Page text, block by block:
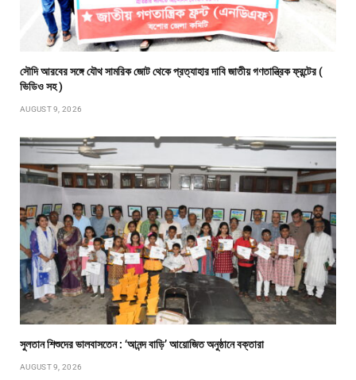
সৌদি আরবের সঙ্গে যৌথ সামরিক জোট থেকে প্রত্যাহার দাবি জাতীয় গণতান্ত্রিক ফ্রন্টের (
ভিডিও সহ )
AUGUST 9, 2026
সুলতান শিশুদের ভালবাসতেন : ‘আনন্দ বাড়ি’ আয়োজিত অনুষ্ঠানে বক্তারা
AUGUST 9, 2026